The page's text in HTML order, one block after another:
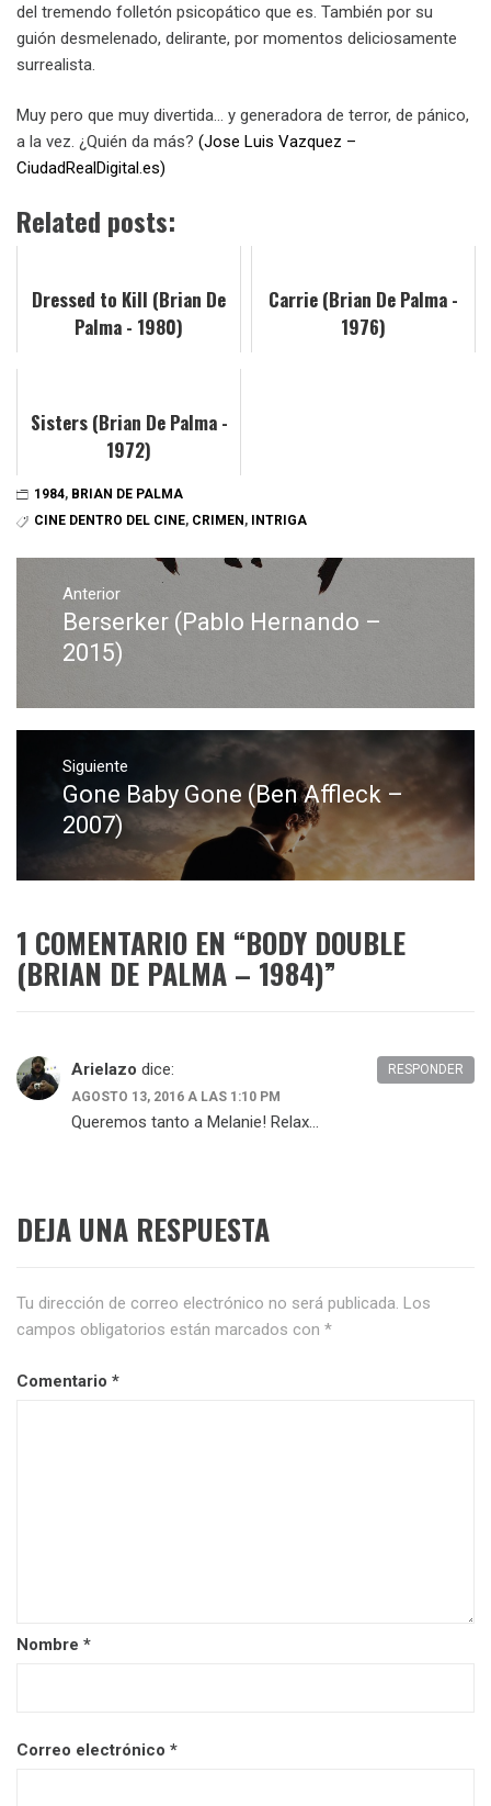
del tremendo folletón psicopático que es. También por su
guión desmelenado, delirante, por momentos deliciosamente
surrealista.
Muy pero que muy divertida… y generadora de terror, de pánico,
a la vez. ¿Quién da más? (Jose Luis Vazquez –
CiudadRealDigital.es)
Related posts:
Dressed to Kill (Brian De
Palma - 1980)
Carrie (Brian De Palma -
1976)
Sisters (Brian De Palma -
1972)
1984, BRIAN DE PALMA
CINE DENTRO DEL CINE, CRIMEN , INTRIGA
Navegación
entradas
Anterior
Entrada
anterior:
Berserker (Pablo Hernando –
2015)
Siguiente
Entrada
siguiente:
Gone Baby Gone (Ben Affleck –
2007)
1 COMENTARIO EN “BODY DOUBLE
(BRIAN DE PALMA – 1984)”
Arielazo dice:
AGOSTO 13, 2016 A LAS 1:10 PM
Queremos tanto a Melanie! Relax…
RESPONDER
DEJA UNA RESPUESTA
Tu dirección de correo electrónico no será publicada. Los
campos obligatorios están marcados con *
Comentario *
Nombre *
Correo electrónico *